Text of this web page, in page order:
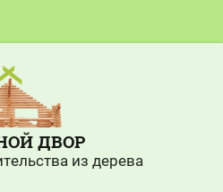
ДВОР
из дерева